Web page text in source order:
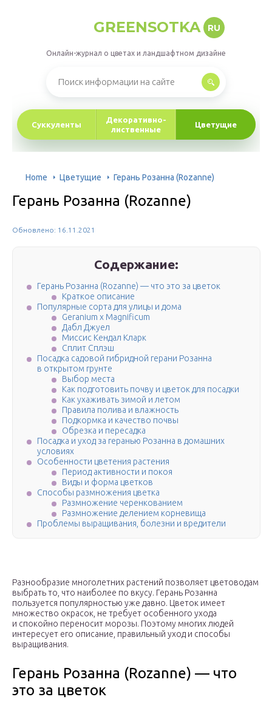
GREENSOTKA RU
Онлайн-журнал о цветах и ландшафтном дизайне
Суккуленты
Декоративно-
лиственные
Цветущие
Home Цветущие Герань Розанна (Rozanne)
Герань Розанна (Rozanne)
Обновлено: 16.11.2021
Содержание:
Герань Розанна (Rozanne) — что это за цветок
Краткое описание
Популярные сорта для улицы и дома
Geranium х Magnificum
Дабл Джуел
Миссис Кендал Кларк
Сплит Сплэш
Посадка садовой гибридной герани Розанна
в открытом грунте
Выбор места
Как подготовить почву и цветок для посадки
Как ухаживать зимой и летом
Правила полива и влажность
Подкормка и качество почвы
Обрезка и пересадка
Посадка и уход за геранью Розанна в домашних
условиях
Особенности цветения растения
Период активности и покоя
Виды и форма цветков
Способы размножения цветка
Размножение черенкованием
Размножение делением корневища
Проблемы выращивания, болезни и вредители
Разнообразие многолетних растений позволяет цветоводам
выбрать то, что наиболее по вкусу. Герань Розанна
пользуется популярностью уже давно. Цветок имеет
множество окрасок, не требует особенного ухода
и спокойно переносит морозы. Поэтому многих людей
интересует его описание, правильный уход и способы
выращивания.
Герань Розанна (Rozanne) — что
это за цветок